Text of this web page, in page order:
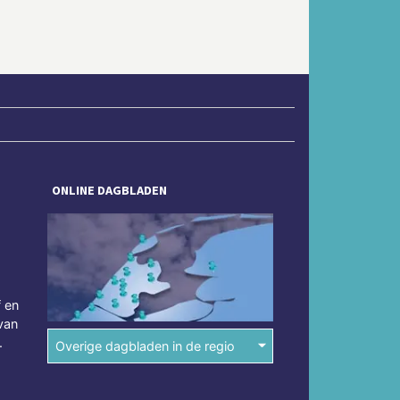
en
ONLINE DAGBLADEN
Overige dagbladen in de regio